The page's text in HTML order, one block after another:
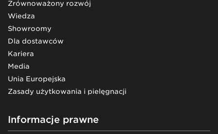
Zrównoważony rozwój
Wiedza
Showroomy
Dla dostawców
Kariera
Media
Unia Europejska
Zasady użytkowania i pielęgnacji
Informacje prawne